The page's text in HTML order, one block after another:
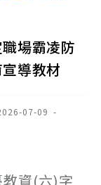
場霸凌防
導教材
07-09
資(六)字